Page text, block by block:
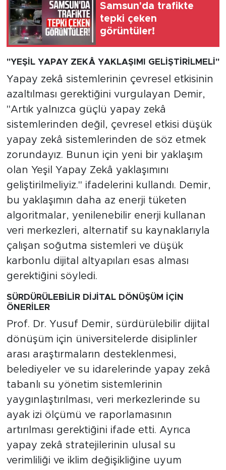
Samsun'da trafikte
tepki çeken
görüntüler!
"YEŞİL YAPAY ZEKÂ YAKLAŞIMI GELİŞTİRİLMELİ"
Yapay zekâ sistemlerinin çevresel etkisinin
azaltılması gerektiğini vurgulayan Demir,
"Artık yalnızca güçlü yapay zekâ
sistemlerinden değil, çevresel etkisi düşük
yapay zekâ sistemlerinden de söz etmek
zorundayız. Bunun için yeni bir yaklaşım
olan Yeşil Yapay Zekâ yaklaşımını
geliştirilmeliyiz." ifadelerini kullandı. Demir,
bu yaklaşımın daha az enerji tüketen
algoritmalar, yenilenebilir enerji kullanan
veri merkezleri, alternatif su kaynaklarıyla
çalışan soğutma sistemleri ve düşük
karbonlu dijital altyapıları esas alması
gerektiğini söyledi.
SÜRDÜRÜLEBİLİR DİJİTAL DÖNÜŞÜM İÇİN
ÖNERİLER
Prof. Dr. Yusuf Demir, sürdürülebilir dijital
dönüşüm için üniversitelerde disiplinler
arası araştırmaların desteklenmesi,
belediyeler ve su idarelerinde yapay zekâ
tabanlı su yönetim sistemlerinin
yaygınlaştırılması, veri merkezlerinde su
ayak izi ölçümü ve raporlamasının
artırılması gerektiğini ifade etti. Ayrıca
yapay zekâ stratejilerinin ulusal su
verimliliği ve iklim değişikliğine uyum